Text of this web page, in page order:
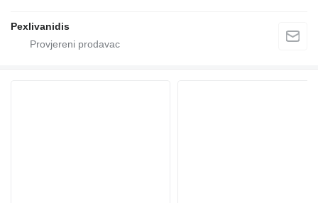
Pexlivanidis